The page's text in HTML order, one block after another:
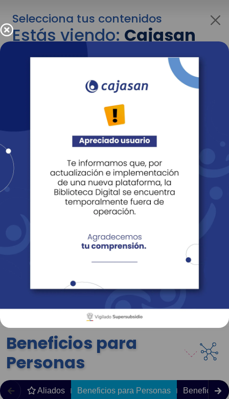
Selecciona tus contenidos
Estás viendo:Cajasan
para personas
Para cambiar al contenido de tu interés más
adelante recuerda utilizar el menú
Entendido
Revista Fácil Vivir
Sedes Directorio Servicios En Línea
Beneficios para
Personas
Aliados Beneficios para Personas Beneficios